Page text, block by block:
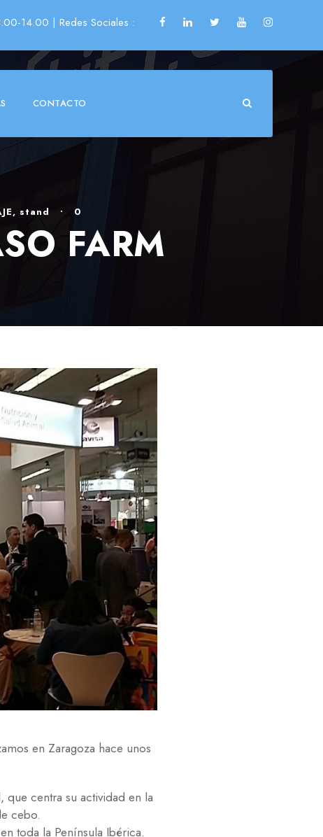
14.00 | Redes Sociales :
CONTACTO
, stand • 0
FARM
en Zaragoza hace unos
centra su actividad en la
cebo.
toda la Península Ibérica.